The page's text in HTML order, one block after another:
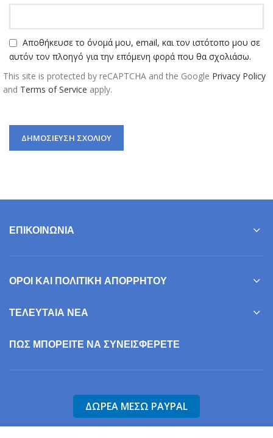
Αποθήκευσε το όνομά μου, email, και τον ιστότοπο μου σε
αυτόν τον πλοηγό για την επόμενη φορά που θα σχολιάσω.
This site is protected by reCAPTCHA and the Google Privacy Policy
and Terms of Service apply.
ΕΠΙΚΟΙΝΩΝΊΑ
ΌΡΟΙ ΚΑΙ ΠΟΛΙΤΙΚΉ ΑΠΟΡΡΉΤΟΥ
ΤΕΛΕΥΤΑΊΑ ΝΈΑ
ΠΩΣ ΜΠΟΡΕΊΤΕ ΝΑ ΣΥΝΕΙΣΦΕΡΕΤΕ